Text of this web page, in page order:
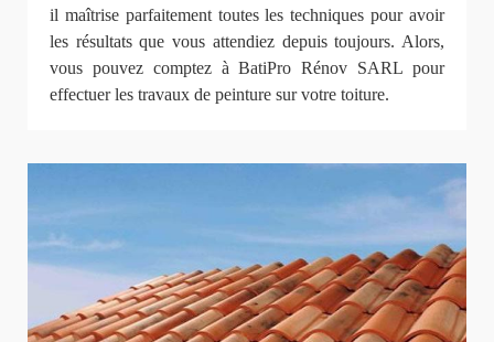
il maîtrise parfaitement toutes les techniques pour avoir
les résultats que vous attendiez depuis toujours. Alors,
vous pouvez comptez à BatiPro Rénov SARL pour
effectuer les travaux de peinture sur votre toiture.